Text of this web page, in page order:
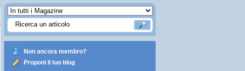
Non ancora membro?
Proponi il tuo blog